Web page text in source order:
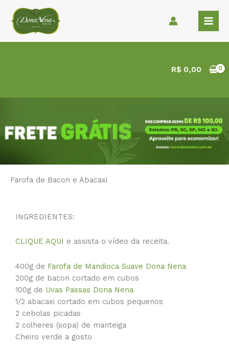
para
conteúdo
R$ 0,00
Farofa de Bacon e Abacaxi
INGREDIENTES:
CLIQUE AQUI e assista o vídeo da receita.
400g de Farofa de Mandioca Suave Dona Nena
200g de bacon cortado em cubos
100g de Uvas Passas Dona Nena
1/2 abacaxi cortado em cubos pequenos
2 cebolas picadas
2 colheres (sopa) de manteiga
Cheiro verde a gosto